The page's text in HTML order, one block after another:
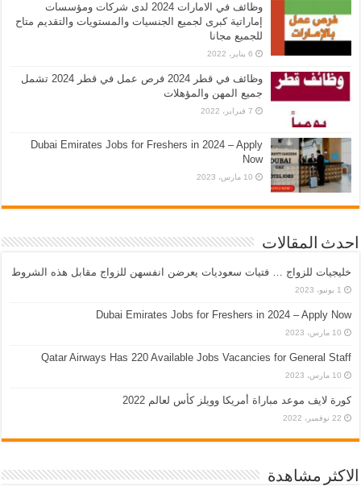
وظائف في الامارات 2024 لدى شركات ومؤسسات
إماراتية كبرى لجميع الجنسيات والمستويات والتقديم متاح
للجميع مجانا
6 يناير، 2022
وظائف في قطر 2024 فرص عمل في قطر 2024 تشمل
جميع المهن والمؤهلات
7 فبراير، 2022
Dubai Emirates Jobs for Freshers in 2024 – Apply
Now
10 مارس، 2023
احدث المقالات
خليجيات للزواج … فتيات سعوديات يعرضن انفسهن للزواج مقابل هذه الشروط
1 يونيو، 2023
Dubai Emirates Jobs for Freshers in 2024 – Apply Now
10 مارس، 2023
Qatar Airways Has 220 Available Jobs Vacancies for General Staff
10 مارس، 2023
كورة لايف موعد مباراة أمريكا وويلز كأس لعالم 2022
22 نوفمبر، 2022
الاكثر مشاهدة